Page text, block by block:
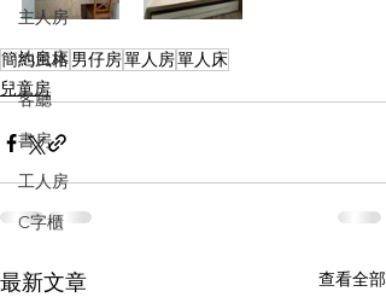
主人房
地台床
客廳
書房
工人房
C字櫃
簡約風格男仔房單人房單人床
兒童房
最新文章 查看全部